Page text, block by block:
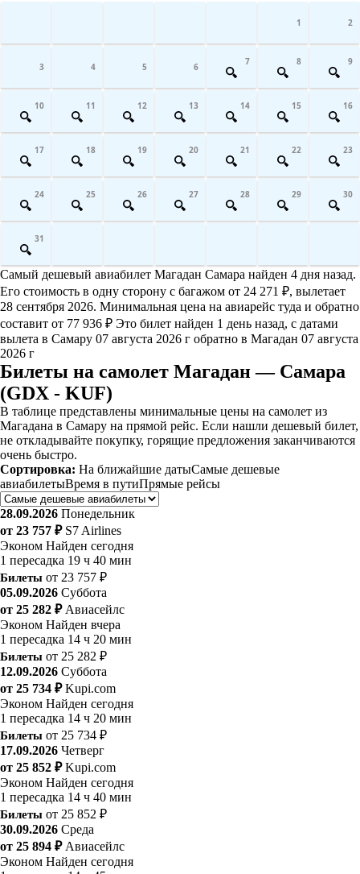
1 2
3 4 5 6 7 8 9
10 11 12 13 14 15 16
17 18 19 20 21 22 23
24 25 26 27 28 29 30
31
Самый дешевый авиабилет Магадан Самара найден 4 дня назад.
Его стоимость в одну сторону с багажом от 24 271 ₽, вылетает
28 сентября 2026. Минимальная цена на авиарейс туда и обратно
составит от 77 936 ₽ Это билет найден 1 день назад, с датами
вылета в Самару 07 августа 2026 г обратно в Магадан 07 августа
2026 г
Билеты на самолет Магадан — Самара
(GDX - KUF)
В таблице представлены минимальные цены на самолет из
Магадана в Самару на прямой рейс. Если нашли дешевый билет,
не откладывайте покупку, горящие предложения заканчиваются
очень быстро.
Сортировка: На ближайшие датыСамые дешевые
авиабилетыВремя в путиПрямые рейсы
28.09.2026 Понедельник
от 23 757 ₽ S7 Airlines
Эконом Найден сегодня
1 пересадка 19 ч 40 мин
Билеты от 23 757 ₽
05.09.2026 Суббота
от 25 282 ₽ Авиасейлс
Эконом Найден вчера
1 пересадка 14 ч 20 мин
Билеты от 25 282 ₽
12.09.2026 Суббота
от 25 734 ₽ Kupi.com
Эконом Найден сегодня
1 пересадка 14 ч 20 мин
Билеты от 25 734 ₽
17.09.2026 Четверг
от 25 852 ₽ Kupi.com
Эконом Найден сегодня
1 пересадка 14 ч 40 мин
Билеты от 25 852 ₽
30.09.2026 Среда
от 25 894 ₽ Авиасейлс
Эконом Найден сегодня